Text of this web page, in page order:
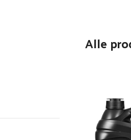
Alle